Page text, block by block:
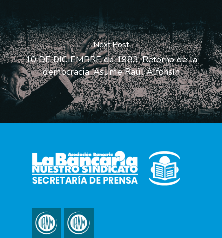
Next Post
10 DE DICIEMBRE de 1983. Retorno de la
democracia. Asume Raúl Alfonsín